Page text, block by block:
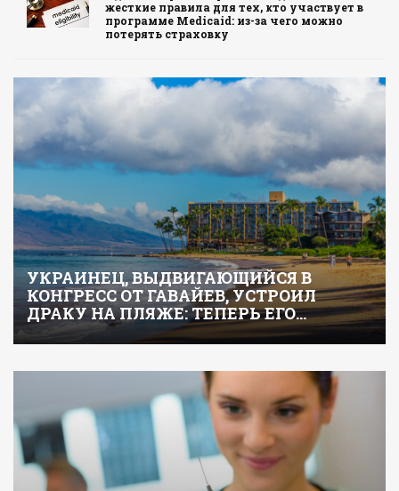
жесткие правила для тех, кто участвует в
программе Medicaid: из-за чего можно
потерять страховку
УКРАИНЕЦ, ВЫДВИГАЮЩИЙСЯ В
КОНГРЕСС ОТ ГАВАЙЕВ, УСТРОИЛ
ДРАКУ НА ПЛЯЖЕ: ТЕПЕРЬ ЕГО…